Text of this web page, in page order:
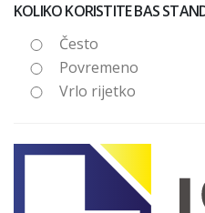
KOLIKO KORISTITE BAS
Često
Povremeno
Vrlo rijetko